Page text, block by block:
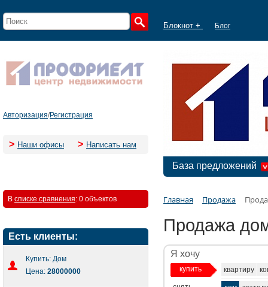
Блокнот + Блог
Авторизация/Регистрация
> Наши офисы > Написать нам
База предложений
В списке сравнения: 0 объектов
Есть клиенты:
Купить: Дом
Цена: 28000000
Главная Продажа
Продажа
Я хочу
купить квартиру